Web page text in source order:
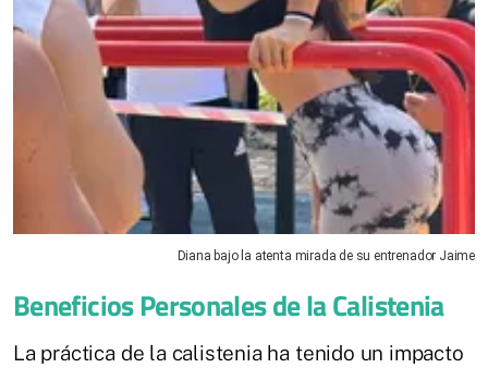
Diana bajo la atenta mirada de su entrenador Jaime
Beneficios Personales de la Calistenia
La práctica de la calistenia ha tenido un impacto